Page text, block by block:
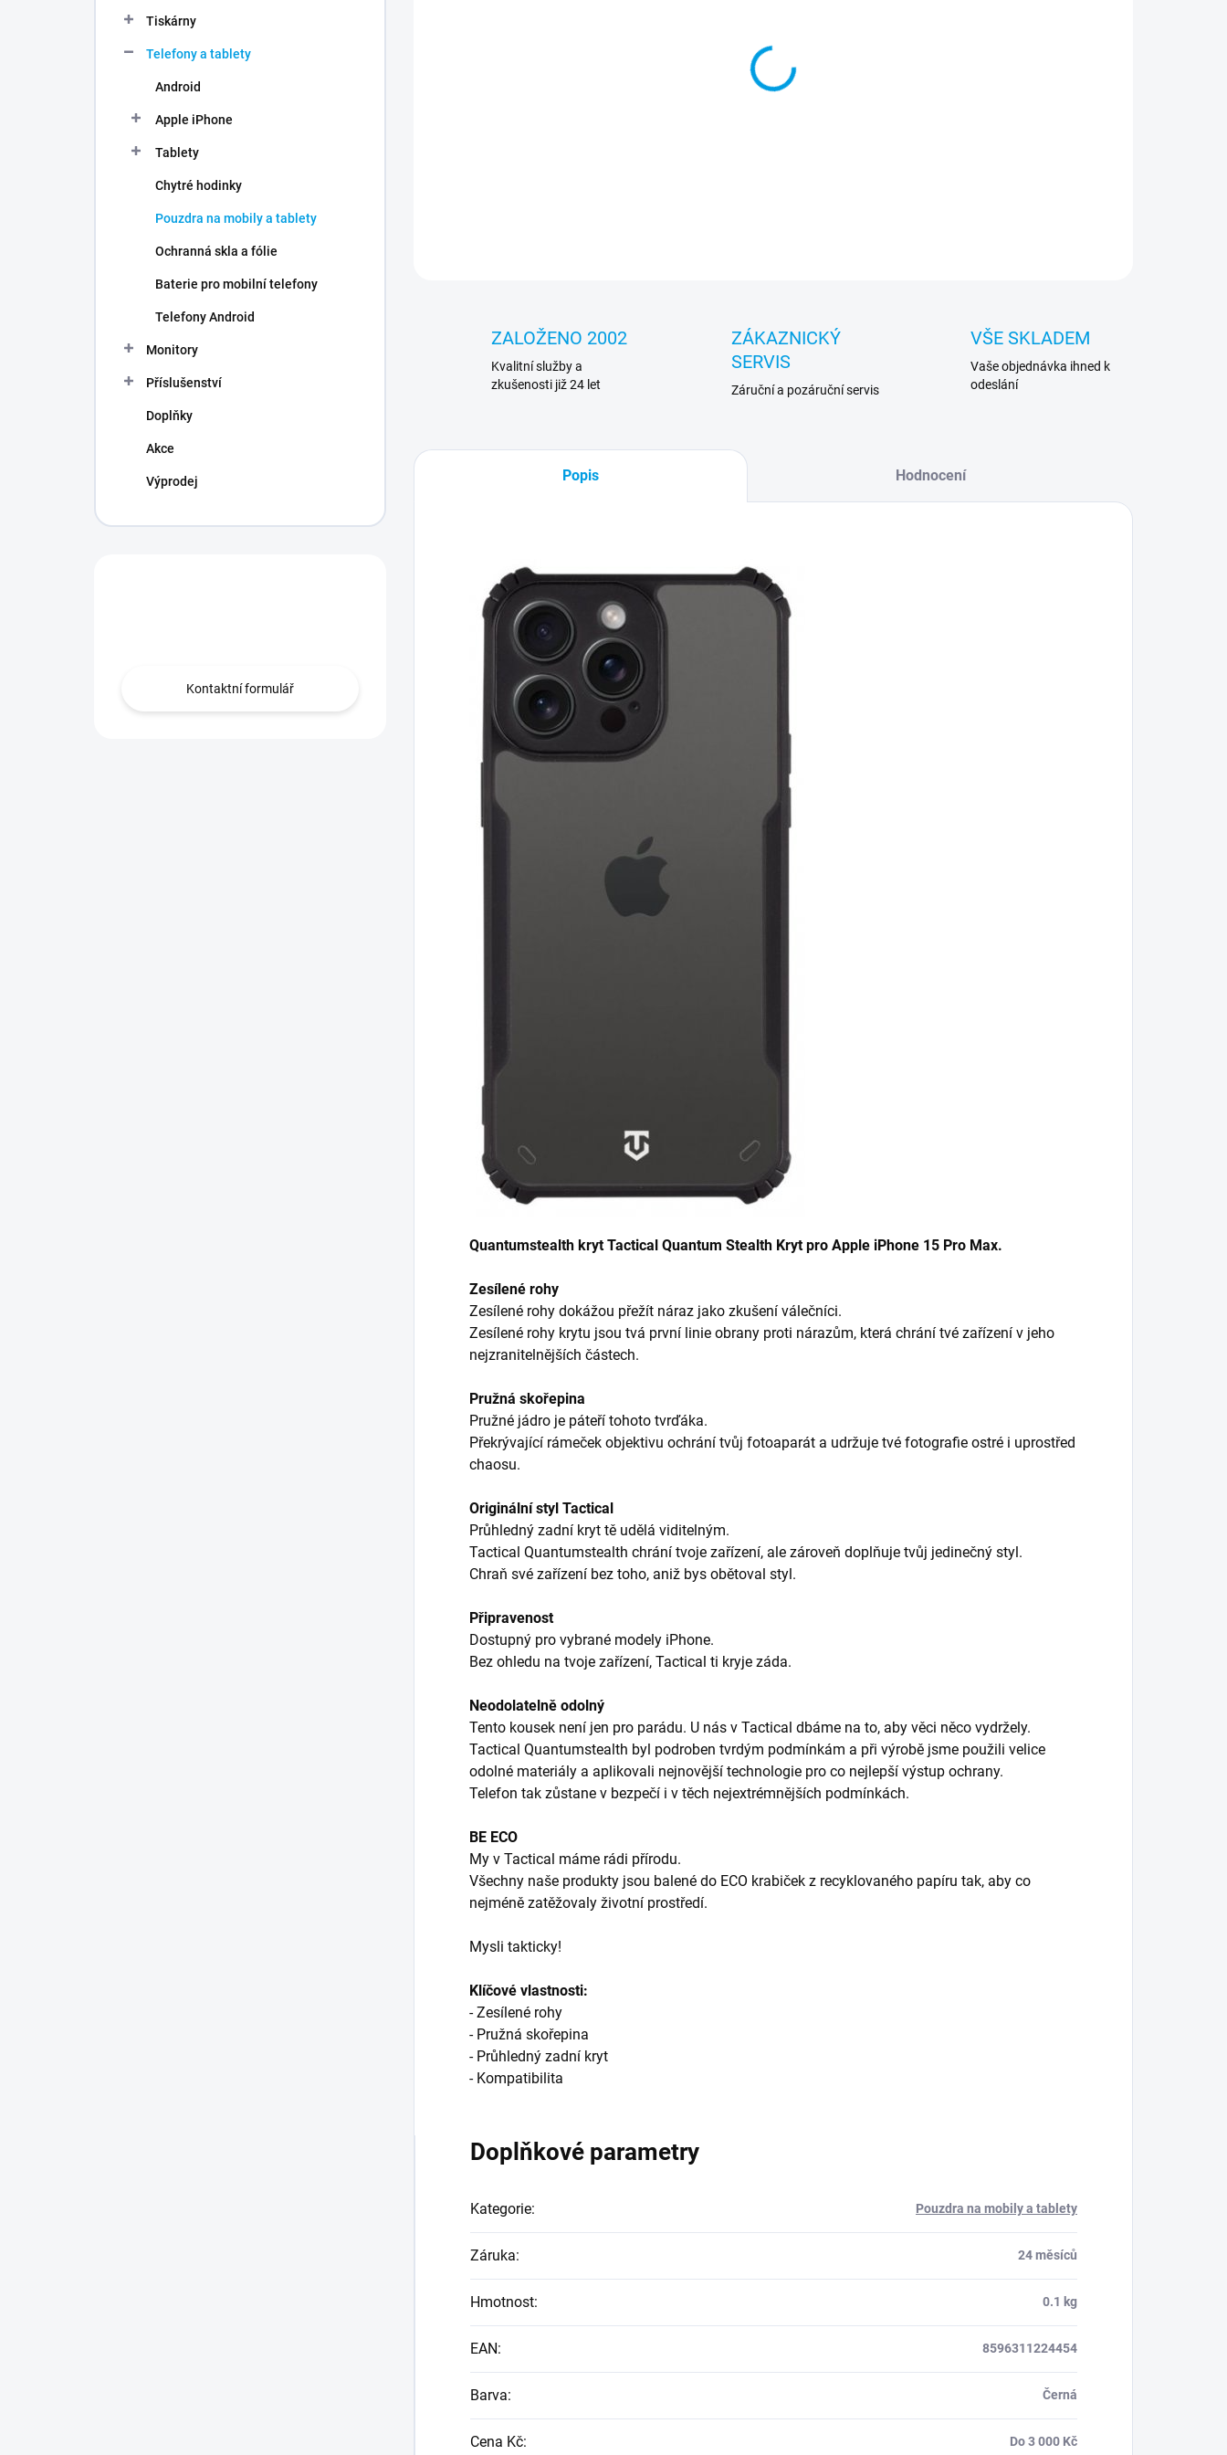
Tiskárny
Telefony a tablety
Android
Apple iPhone
Tablety
Chytré hodinky
Pouzdra na mobily a tablety
Ochranná skla a fólie
Baterie pro mobilní telefony
Telefony Android
Monitory
Příslušenství
Doplňky
Akce
Výprodej
Kontaktní formulář
DETAILNÍ INFORMACE
ZALOŽENO 2002
Kvalitní služby a
zkušenosti již 24 let
ZÁKAZNICKÝ
SERVIS
Záruční a pozáruční servis
VŠE SKLADEM
Vaše objednávka ihned k
odeslání
Popis Hodnocení
Quantumstealth kryt Tactical Quantum Stealth Kryt pro Apple iPhone 15 Pro Max.
Zesílené rohy
Zesílené rohy dokážou přežít náraz jako zkušení válečníci.
Zesílené rohy krytu jsou tvá první linie obrany proti nárazům, která chrání tvé zařízení v jeho
nejzranitelnějších částech.
Pružná skořepina
Pružné jádro je páteří tohoto tvrďáka.
Překrývající rámeček objektivu ochrání tvůj fotoaparát a udržuje tvé fotografie ostré i uprostřed
chaosu.
Originální styl Tactical
Průhledný zadní kryt tě udělá viditelným.
Tactical Quantumstealth chrání tvoje zařízení, ale zároveň doplňuje tvůj jedinečný styl.
Chraň své zařízení bez toho, aniž bys obětoval styl.
Připravenost
Dostupný pro vybrané modely iPhone.
Bez ohledu na tvoje zařízení, Tactical ti kryje záda.
Neodolatelně odolný
Tento kousek není jen pro parádu. U nás v Tactical dbáme na to, aby věci něco vydržely.
Tactical Quantumstealth byl podroben tvrdým podmínkám a při výrobě jsme použili velice
odolné materiály a aplikovali nejnovější technologie pro co nejlepší výstup ochrany.
Telefon tak zůstane v bezpečí i v těch nejextrémnějších podmínkách.
BE ECO
My v Tactical máme rádi přírodu.
Všechny naše produkty jsou balené do ECO krabiček z recyklovaného papíru tak, aby co
nejméně zatěžovaly životní prostředí.
Mysli takticky!
Klíčové vlastnosti:
- Zesílené rohy
- Pružná skořepina
- Průhledný zadní kryt
- Kompatibilita
Doplňkové parametry
Kategorie: Pouzdra na mobily a tablety
Záruka: 24 měsíců
Hmotnost: 0.1 kg
EAN: 8596311224454
Barva: Černá
Cena Kč: Do 3 000 Kč